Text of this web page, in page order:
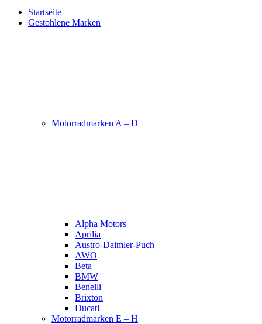
Startseite
Gestohlene Marken
Motorradmarken A – D
Alpha Motors
Aprilia
Austro-Daimler-Puch
AWO
Beta
BMW
Benelli
Brixton
Ducati
Motorradmarken E – H